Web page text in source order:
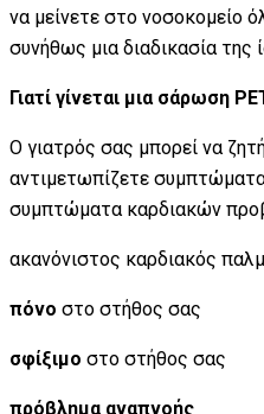
να μείνετε στο νοσοκομείο
συνήθως μια διαδικασία της
Γιατί γίνεται μια σάρωση
Ο γιατρός σας μπορεί να
αντιμετωπίζετε
συμπτώματα καρδιακών
ακανόνιστος καρδιακός
πόνο στο στήθος σας
σφίξιμο στο στήθος σας
πρόβλημα αναπνοής